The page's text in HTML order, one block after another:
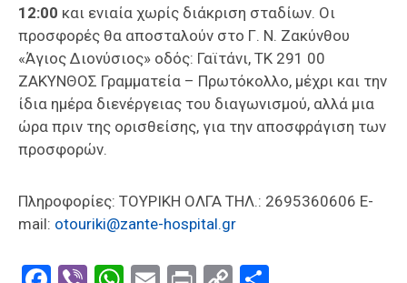
12:00 και ενιαία χωρίς διάκριση σταδίων. Οι
προσφορές θα αποσταλούν στο Γ. Ν. Ζακύνθου
«Άγιος Διονύσιος» οδός: Γαϊτάνι, ΤΚ 291 00
ΖΑΚΥΝΘΟΣ Γραμματεία – Πρωτόκολλο, μέχρι και την
ίδια ημέρα διενέργειας του διαγωνισμού, αλλά μια
ώρα πριν της ορισθείσης, για την αποσφράγιση των
προσφορών.
Πληροφορίες: ΤΟΥΡΙΚΗ ΟΛΓΑ ΤΗΛ.: 2695360606 E-
mail: otouriki@zante-hospital.gr